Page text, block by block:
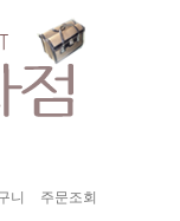
니 주문조회